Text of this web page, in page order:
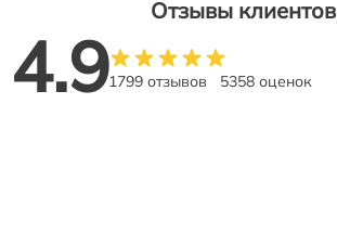
Отзывы клиентов
4.91799 отзывов 5358 оценок